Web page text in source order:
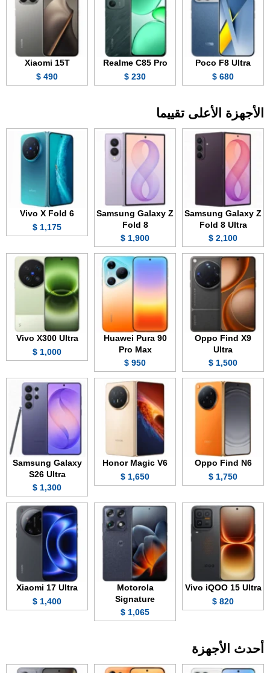
Poco F8 Ultra
680 $
Realme C85 Pro
230 $
Xiaomi 15T
490 $
الأجهزة الأعلى تقييما
Samsung Galaxy Z
Fold 8 Ultra
2,100 $
Samsung Galaxy Z
Fold 8
1,900 $
Vivo X Fold 6
1,175 $
Oppo Find X9
Ultra
1,500 $
Huawei Pura 90
Pro Max
950 $
Vivo X300 Ultra
1,000 $
Oppo Find N6
1,750 $
Honor Magic V6
1,650 $
Samsung Galaxy
S26 Ultra
1,300 $
Vivo iQOO 15 Ultra
820 $
Motorola
Signature
1,065 $
Xiaomi 17 Ultra
1,400 $
أحدث الأجهزة